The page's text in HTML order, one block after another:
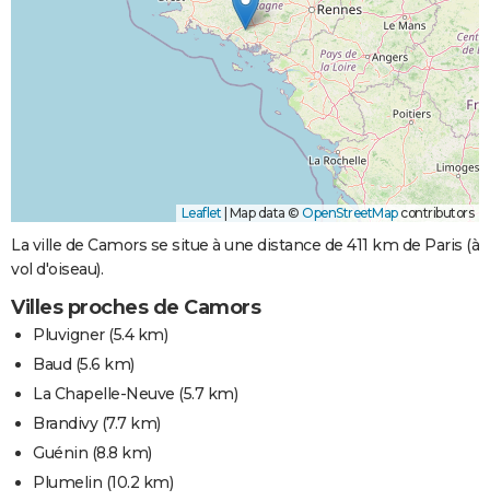
Leaflet Map data © OpenStreetMapcontributors
La ville de Camors se situe à une distance de 411 km de Paris (à
vol d'oiseau).
Villes proches de Camors
Pluvigner(5.4 km)
Baud (5.6 km)
La Chapelle-Neuve (5.7 km)
Brandivy(7.7 km)
Guénin (8.8 km)
Plumelin (10.2 km)